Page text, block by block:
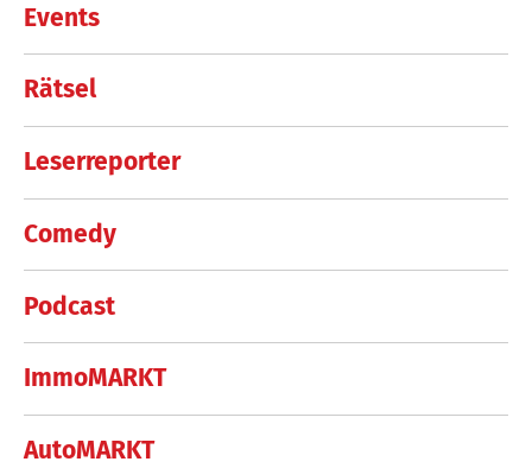
Events
Rätsel
Leserreporter
Comedy
Podcast
ImmoMARKT
AutoMARKT